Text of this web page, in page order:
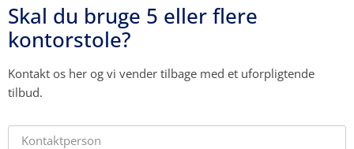
Skal du bruge 5 eller flere
kontorstole?
Kontakt os her og vi vender tilbage med et uforpligtende
tilbud.